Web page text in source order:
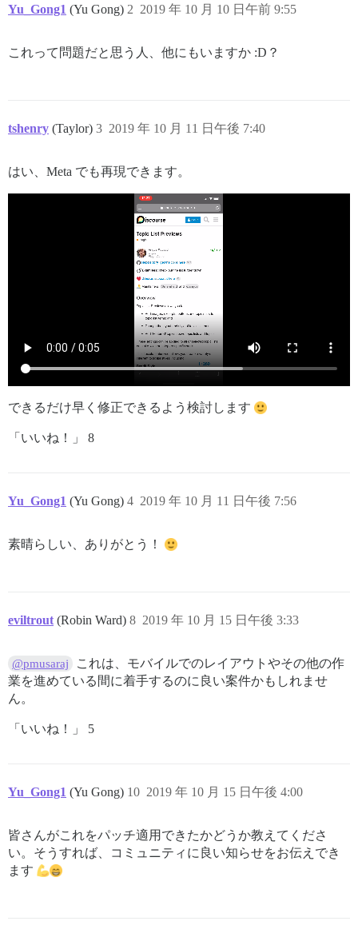
Yu_Gong1 (Yu Gong) 2019 年 10 月 10 日午前 9:55
2
これって問題だと思う人、他にもいますか :D？
tshenry (Taylor) 2019 年 10 月 11 日午後 7:40
3
はい、Meta でも再現できます。
できるだけ早く修正できるよう検討します
「いいね！」 8
Yu_Gong1 (Yu Gong) 2019 年 10 月 11 日午後 7:56
4
素晴らしい、ありがとう！
eviltrout (Robin Ward) 2019 年 10 月 15 日午後 3:33
8
@pmusaraj
これは、モバイルでのレイアウトやその他の作
業を進めている間に着手するのに良い案件かもしれませ
ん。
「いいね！」 5
Yu_Gong1 (Yu Gong) 2019 年 10 月 15 日午後 4:00
10
皆さんがこれをパッチ適用できたかどうか教えてくださ
い。そうすれば、コミュニティに良い知らせをお伝えでき
ます